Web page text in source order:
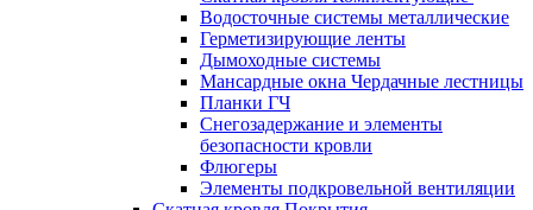
Водосточные системы металлические
Герметизирующие ленты
Дымоходные системы
Мансардные окна Чердачные лестницы
Планки ГЧ
Снегозадержание и элементы
безопасности кровли
Флюгеры
Элементы подкровельной вентиляции